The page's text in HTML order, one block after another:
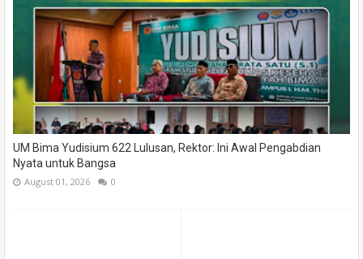
UM Bima Yudisium 622 Lulusan, Rektor: Ini Awal Pengabdian
Nyata untuk Bangsa
August 01, 2026 0